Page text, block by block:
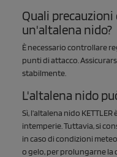
Quali precauzioni
un'altalena nido?
È necessario controllare
punti di attacco.
stabilmente.
L'altalena nido
Sì, l'altalena nido
intemperie. Tuttavia, si
in caso di condizioni
o gelo, per prolungarne la